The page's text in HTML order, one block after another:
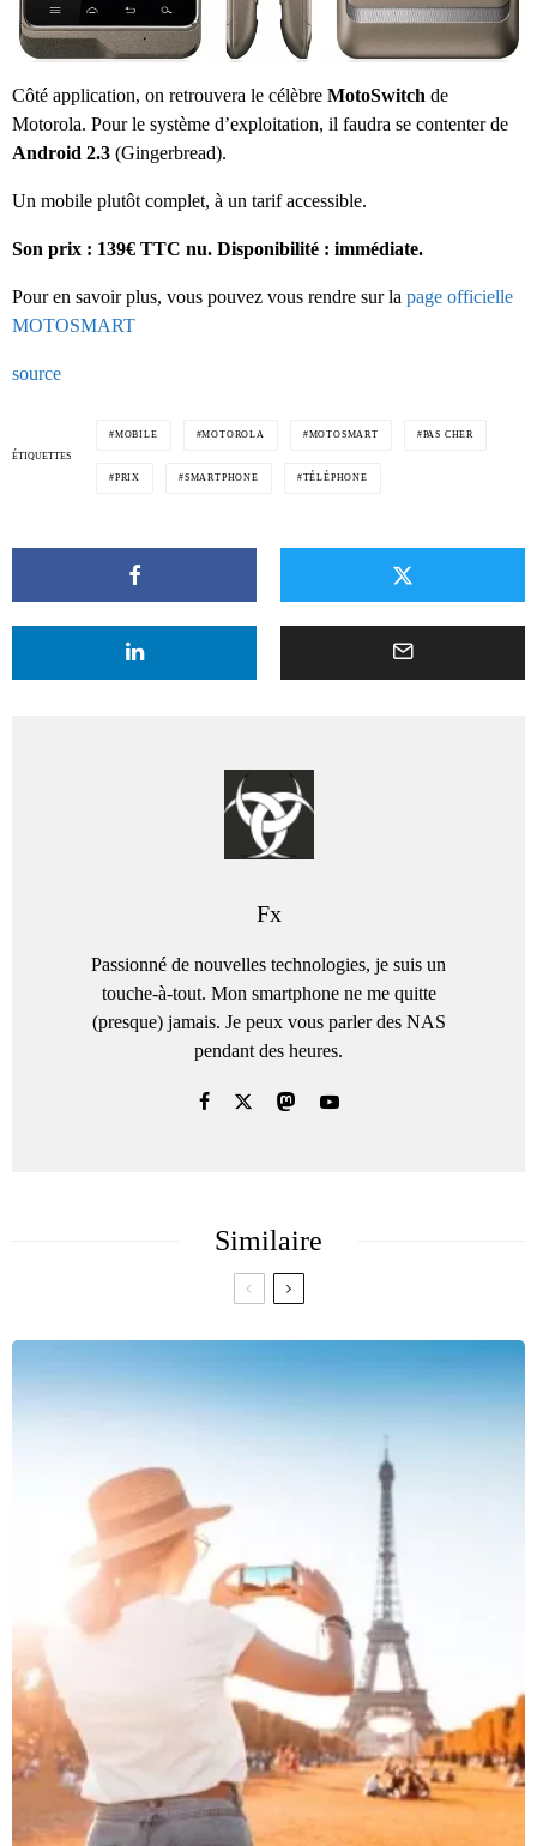
Côté application, on retrouvera le célèbre MotoSwitch de
Motorola. Pour le système d’exploitation, il faudra se contenter de
Android 2.3 (Gingerbread).
Un mobile plutôt complet, à un tarif accessible.
Son prix : 139€ TTC nu. Disponibilité : immédiate.
Pour en savoir plus, vous pouvez vous rendre sur la page officielle
MOTOSMART
source
ÉTIQUETTES
MOBILE MOTOROLA MOTOSMART PAS CHER
PRIX SMARTPHONE TÉLÉPHONE
Fx
Passionné de nouvelles technologies, je suis un
touche-à-tout. Mon smartphone ne me quitte
(presque) jamais. Je peux vous parler des NAS
pendant des heures.
Similaire